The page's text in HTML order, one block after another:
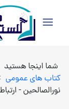
شما اینجا هستید
كتاب هاي عمومي
نورالصالحین -